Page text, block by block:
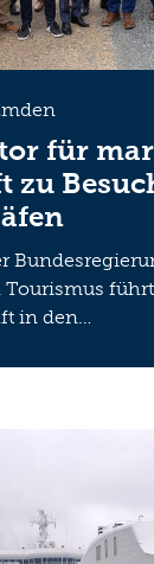
für
zu
in den…